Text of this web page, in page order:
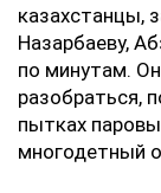
казахстанцы,
Назарбаеву,
по минутам.
разобраться,
пытках
многодетный